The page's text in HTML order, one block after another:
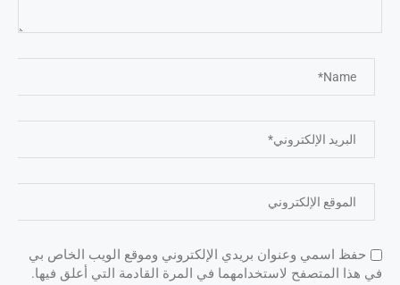
حفظ اسمي وعنوان بريدي الإلكتروني وموقع الويب الخاص بي
في هذا المتصفح لاستخدامهما في المرة القادمة التي أعلق فيها.